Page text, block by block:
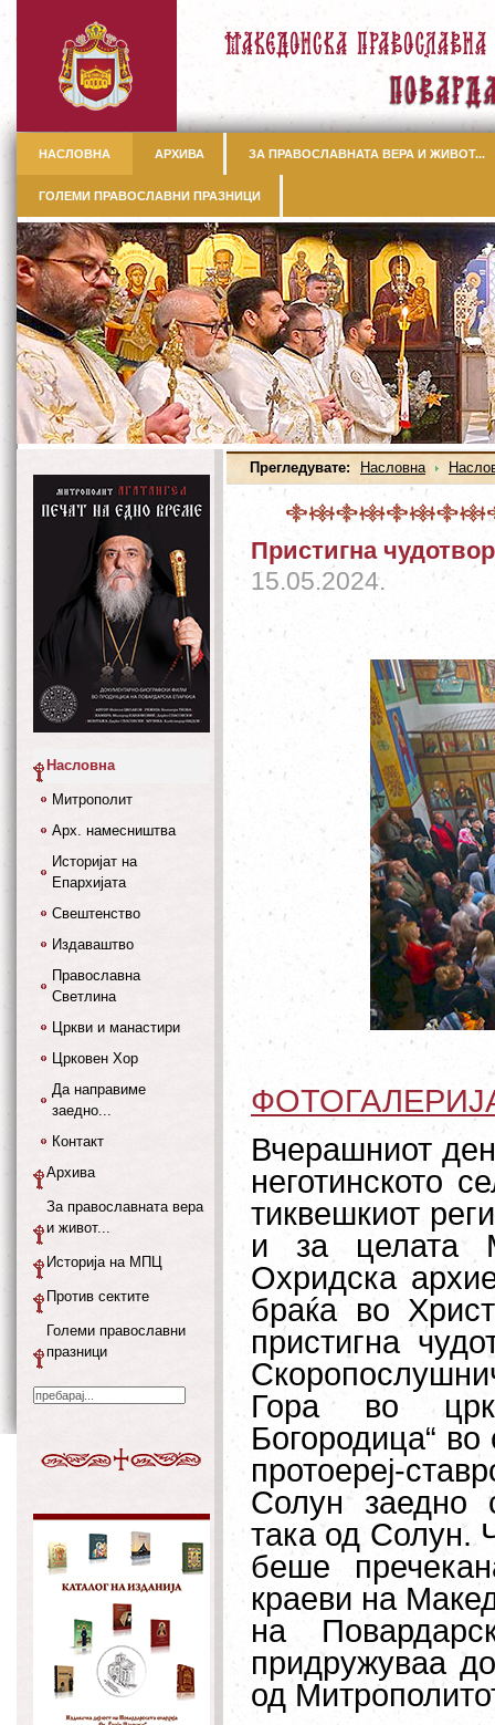
НАСЛОВНА АРХИВА ЗА ПРАВОСЛАВНАТА ВЕРА И ЖИВОТ...
ГОЛЕМИ ПРАВОСЛАВНИ ПРАЗНИЦИ
Прегледувате: Насловна
Пристигна
15.05.2024.
Вчерашниот
неготинското
тиквешкиот
и за целата
Охридска
браќа во
пристигна
Гора во
Богородица“ во
протоереј-
Солун заедно
така од Солун.
беше
краеви на
на
придружуваа
од
Насловна
Митрополит
Арх. намесништва
Историјат на
Епархијата
Свештенство
Издаваштво
Православна
Светлина
Цркви и манастири
Црковен Хор
Да направиме
заедно...
Контакт
Архива
За православната вера
и живот...
Историја на МПЦ
Против сектите
Големи православни
празници